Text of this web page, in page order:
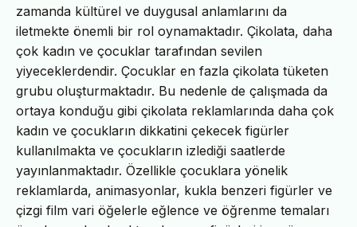
zamanda kültürel ve duygusal anlamlarını da
iletmekte önemli bir rol oynamaktadır. Çikolata, daha
çok kadın ve çocuklar tarafından sevilen
yiyeceklerdendir. Çocuklar en fazla çikolata tüketen
grubu oluşturmaktadır. Bu nedenle de çalışmada da
ortaya konduğu gibi çikolata reklamlarında daha çok
kadın ve çocukların dikkatini çekecek figürler
kullanılmakta ve çocukların izlediği saatlerde
yayınlanmaktadır. Özellikle çocuklara yönelik
reklamlarda, animasyonlar, kukla benzeri figürler ve
çizgi film vari öğelerle eğlence ve öğrenme temaları